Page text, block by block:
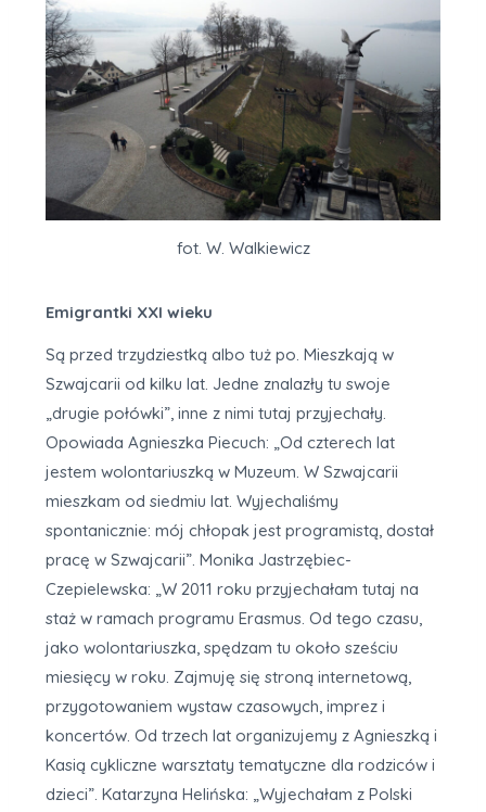
fot. W. Walkiewicz
Emigrantki XXI wieku
Są przed trzydziestką albo tuż po. Mieszkają w
Szwajcarii od kilku lat. Jedne znalazły tu swoje
„drugie połówki”, inne z nimi tutaj przyjechały.
Opowiada Agnieszka Piecuch: „Od czterech lat
jestem wolontariuszką w Muzeum. W Szwajcarii
mieszkam od siedmiu lat. Wyjechaliśmy
spontanicznie: mój chłopak jest programistą, dostał
pracę w Szwajcarii”. Monika Jastrzębiec-
Czepielewska: „W 2011 roku przyjechałam tutaj na
staż w ramach programu Erasmus. Od tego czasu,
jako wolontariuszka, spędzam tu około sześciu
miesięcy w roku. Zajmuję się stroną internetową,
przygotowaniem wystaw czasowych, imprez i
koncertów. Od trzech lat organizujemy z Agnieszką i
Kasią cykliczne warsztaty tematyczne dla rodziców i
dzieci”. Katarzyna Helińska: „Wyjechałam z Polski